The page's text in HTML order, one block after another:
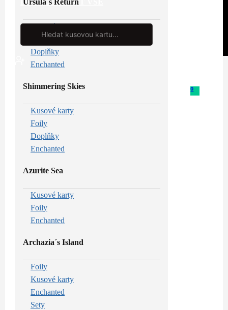
PROHLÉDNOUT VŠE
Search
0
Kusové karty
Foily
Doplňky
Enchanted
Shimmering Skies
Kusové karty
Foily
Doplňky
Enchanted
Azurite Sea
Kusové karty
Foily
Enchanted
Archazia´s Island
Foily
Kusové karty
Enchanted
Sety